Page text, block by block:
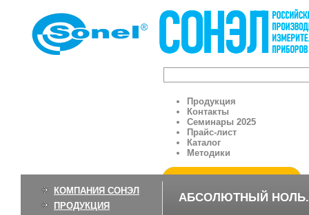
Продукция
Контакты
Семинары 2025
Прайс-лист
Каталог
Методики
КОМПАНИЯ СОНЭЛ
ПРОДУКЦИЯ
АБСОЛЮТНЫЙ НОЛЬ.